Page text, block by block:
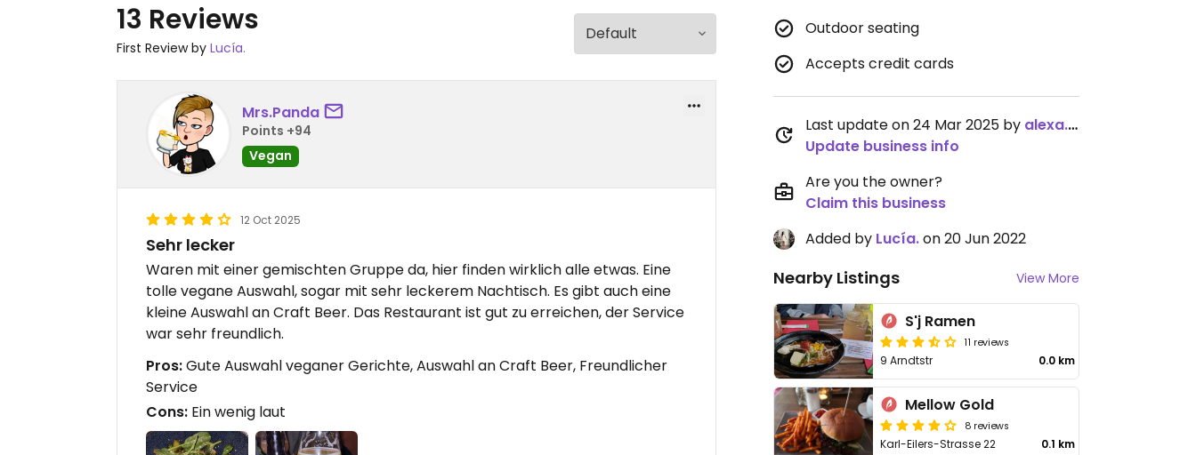
13 Reviews
First Review by Lucía.
Mrs.Panda
Points +94
Vegan
12 Oct 2025
Sehr lecker
Waren mit einer gemischten Gruppe da, hier finden wirklich alle etwas. Eine
tolle vegane Auswahl, sogar mit sehr leckerem Nachtisch. Es gibt auch eine
kleine Auswahl an Craft Beer. Das Restaurant ist gut zu erreichen, der Service
war sehr freundlich.
Pros:Gute Auswahl veganer Gerichte, Auswahl an Craft Beer, Freundlicher
Service
Cons: Ein wenig laut
Outdoor seating
Accepts credit cards
Last update on 24 Mar 2025 by alexa.ctl
Update business info
Are you the owner?
Claim this business
Added by Lucía.on 20 Jun 2022
Nearby Listings View More
S'j Ramen
11 reviews
9 Arndtstr 0.0 km
Mellow Gold
8 reviews
Karl-Eilers-Strasse 22 0.1 km